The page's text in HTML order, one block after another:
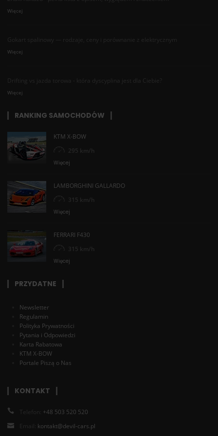
Więcej
Gokart spalinowy — rodzaje, ceny i porównanie z elektrycznym
Więcej
Drifting vs jazda torowa - która dyscyplina jest dla Ciebie?
Więcej
RANKING SAMOCHODÓW
KTM X-BOW
295 km/h
Więcej
LAMBORGHINI GALLARDO
315 km/h
Więcej
FERRARI F430
315 km/h
Więcej
PRZYDATNE
Newsletter
Regulamin
Polityka Prywatności
Pytania i Odpowiedzi
Karta Rabatowa
KTM X-BOW
Portale Piszą o Nas
KONTAKT
Telefon: +48 503 520 520
Email: kontakt@devil-cars.pl